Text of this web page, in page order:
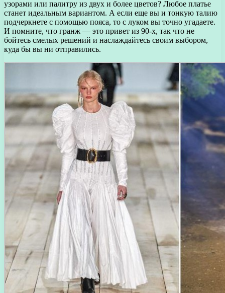
узорами или палитру из двух и более цветов? Любое платье
станет идеальным вариантом. А если еще вы и тонкую талию
подчеркнете с помощью пояса, то с луком вы точно угадаете.
И помните, что гранж — это привет из 90-х, так что не
бойтесь смелых решений и наслаждайтесь своим выбором,
куда бы вы ни отправились.